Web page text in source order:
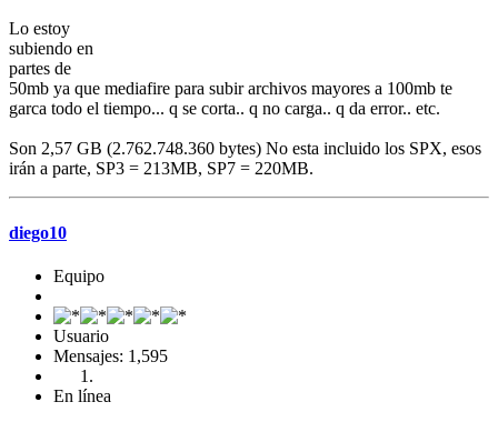
Lo estoy
subiendo en
partes de
50mb ya que mediafire para subir archivos mayores a 100mb te
garca todo el tiempo... q se corta.. q no carga.. q da error.. etc.
Son 2,57 GB (2.762.748.360 bytes) No esta incluido los SPX, esos
irán a parte, SP3 = 213MB, SP7 = 220MB.
diego10
Equipo
Usuario
Mensajes: 1,595
En línea